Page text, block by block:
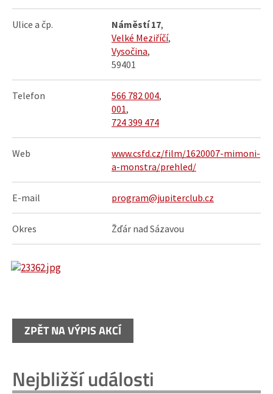
Ulice a čp. Náměstí 17,
Velké Meziříčí,
Vysočina,
59401
Telefon 566 782 004,
001,
724 399 474
Web
www.csfd.cz/film/1620007-mimoni-
a-monstra/prehled/
E-mail program@jupiterclub.cz
Okres Žďár nad Sázavou
ZPĚT NA VÝPIS AKCÍ
Nejbližší události